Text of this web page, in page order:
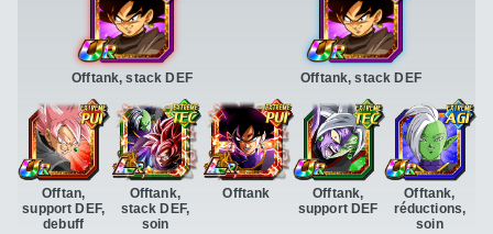
Offtank, stack DEF
Offtan,
support DEF,
debuff
Offtank,
stack DEF,
soin
Offtank
Offtank,
support DEF
Offtank,
réductions,
soin
Offtank, stack DEF